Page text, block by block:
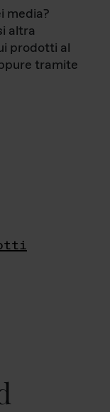
media?
altra
prodotti al
tramite